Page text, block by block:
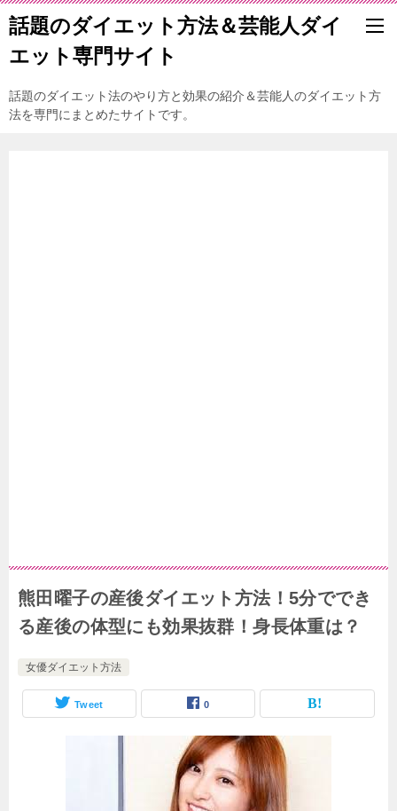
話題のダイエット方法＆芸能人ダイ
エット専門サイト
話題のダイエット法のやり方と効果の紹介＆芸能人のダイエット方
法を専門にまとめたサイトです。
熊田曜子の産後ダイエット方法！5分ででき
る産後の体型にも効果抜群！身長体重は？
女優ダイエット方法
Tweet 0